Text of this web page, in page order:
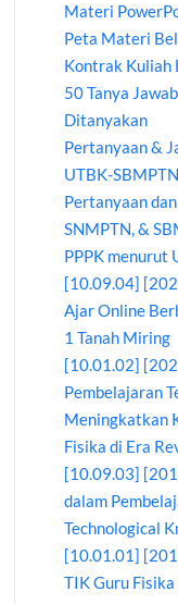
Materi
Peta Materi
Kontrak Kuliah
50 Tanya
Ditanyakan
Pertanyaan &
UTBK-
Pertanyaan
SNMPTN, &
PPPK menurut
[10.09.04]
Ajar Online
1 Tanah Miring
[10.01.02]
Pembelajaran
Meningkatkan
Fisika di Era
[10.09.03]
dalam
Technological
[10.01.01]
TIK Guru